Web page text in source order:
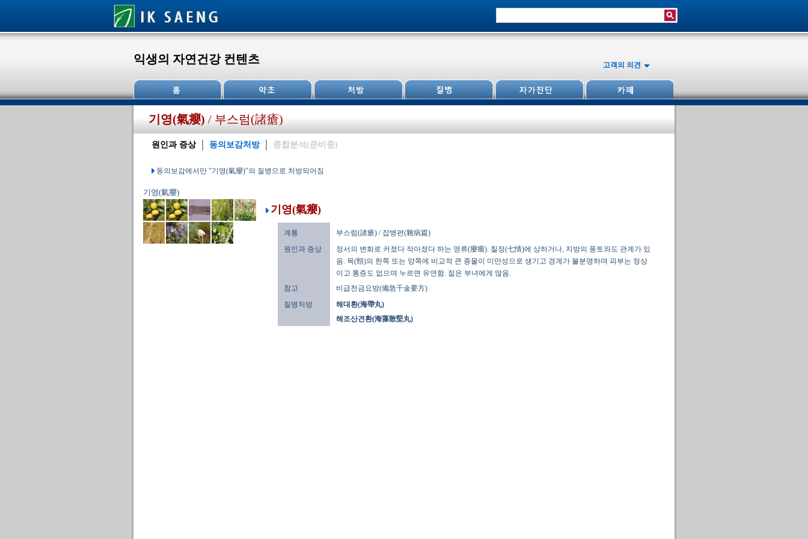
익생의 자연건강 컨텐츠 고객의 의견
기영(氣癭) / 부스럼(諸瘡)
원인과 증상 동의보감처방 종합분석(준비중)
동의보감에서만 "기영(氣癭)"의 질병으로 처방되어짐
기영(氣癭)
기영(氣癭)
계통
부스럼(諸瘡) / 잡병편(雜病篇)
원인과 증상
정서의 변화로 커졌다 작아졌다 하는 영류(癭瘤). 칠정(七情)에 상하거나, 지방의 풍토와도 관계가 있
음. 목(頸)의 한쪽 또는 양쪽에 비교적 큰 종물이 미만성으로 생기고 경계가 불분명하며 피부는 정상
이고 통증도 없으며 누르면 유연함. 젊은 부녀에게 많음.
참고
비급천금요방(備急千金要方)
질병처방
해대환(海帶丸)
해조산견환(海藻散堅丸)